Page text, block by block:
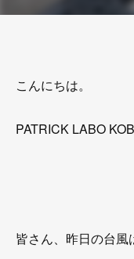
こんにちは。
PATRICK LABO
皆さん、昨日の台風